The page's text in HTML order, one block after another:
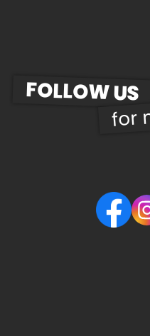
FOLLOW US
for